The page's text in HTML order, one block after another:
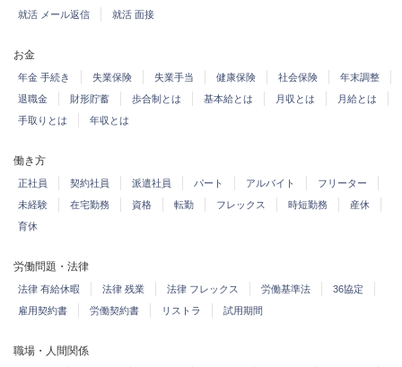
就活 メール返信
就活 面接
お金
年金 手続き 失業保険 失業手当 健康保険 社会保険
年末調整
退職金
財形貯蓄 歩合制とは 基本給とは 月収とは
月給とは
手取りとは
年収とは
働き方
正社員 契約社員 派遣社員 パート アルバイト
フリーター
未経験
在宅勤務 資格 転勤 フレックス 時短勤務
産休
育休
労働問題・法律
法律 有給休暇 法律 残業 法律 フレックス 労働基準法
36協定
雇用契約書
労働契約書 リストラ 試用期間
職場・人間関係